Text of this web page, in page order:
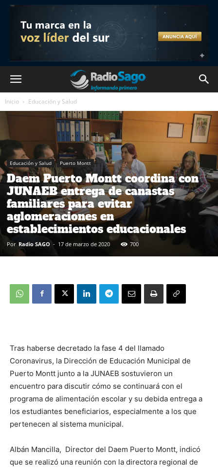
Inicio Educación y Salud
Educación y Salud Puerto Montt
Daem Puerto Montt coordina con
JUNAEB entrega de canastas
familiares para evitar
aglomeraciones en
establecimientos educacionales
Por Radio SAGO - 17 de marzo de 2020 700
Tras haberse decretado la fase 4 del llamado
Coronavirus, la Dirección de Educación Municipal de
Puerto Montt junto a la JUNAEB sostuvieron un
encuentro para discutir cómo se continuará con el
programa de alimentación escolar y su debida entrega a
los estudiantes beneficiarios, especialmente a los que
pertenecen al sistema municipal.
Albán Mancilla, Director del Daem Puerto Montt, indicó
que se realizó una reunión con la directora regional de